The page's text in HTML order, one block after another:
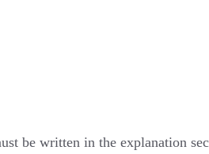
be written in the explanation